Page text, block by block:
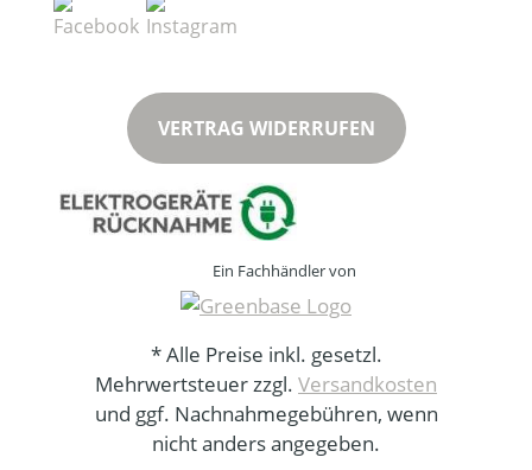
VERTRAG WIDERRUFEN
Ein Fachhändler von
* Alle Preise inkl. gesetzl.
Mehrwertsteuer zzgl. Versandkosten
und ggf. Nachnahmegebühren, wenn
nicht anders angegeben.